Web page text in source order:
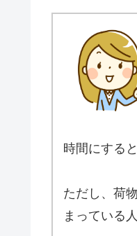
時間にする
ただし、荷
まっている